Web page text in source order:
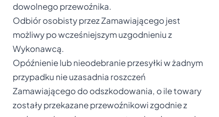
dowolnego przewoźnika.
Odbiór osobisty przez Zamawiającego jest
możliwy po wcześniejszym uzgodnieniu z
Wykonawcą.
Opóźnienie lub nieodebranie przesyłki w żadnym
przypadku nie uzasadnia roszczeń
Zamawiającego do odszkodowania, o ile towary
zostały przekazane przewoźnikowi zgodnie z